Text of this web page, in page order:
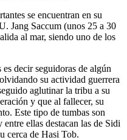
se encuentran en su
Jang Saccum (unos 25 a 30
al mar, siendo uno de los
decir seguidoras de algún
su actividad guerrera
aglutinar la tribu a su
y que al fallecer, su
Este tipo de tumbas son
ellas destacan las de Sidi
cerca de Hasi Tob.